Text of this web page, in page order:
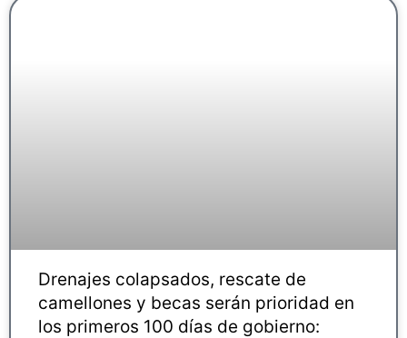
Drenajes colapsados, rescate de
camellones y becas serán prioridad en
los primeros 100 días de gobierno: